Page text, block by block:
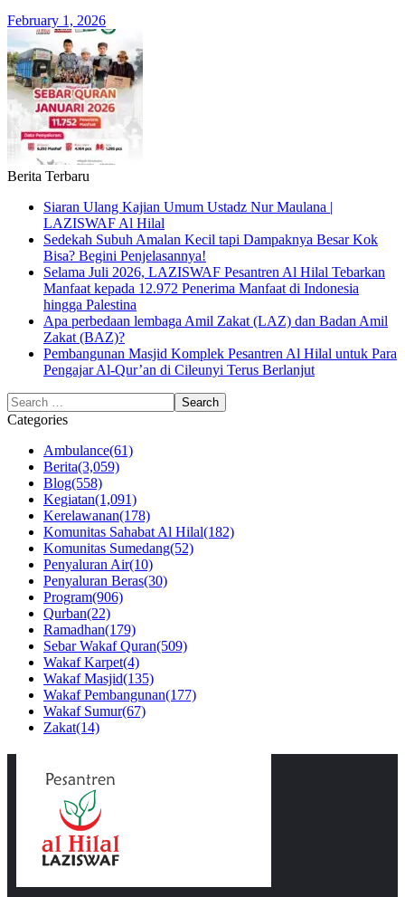
February 1, 2026
Berita Terbaru
Siaran Ulang Kajian Umum Ustadz Nur Maulana |
LAZISWAF Al Hilal
Sedekah Subuh Amalan Kecil tapi Dampaknya Besar Kok
Bisa? Begini Penjelasannya!
Selama Juli 2026, LAZISWAF Pesantren Al Hilal Tebarkan
Manfaat kepada 12.972 Penerima Manfaat di Indonesia
hingga Palestina
Apa perbedaan lembaga Amil Zakat (LAZ) dan Badan Amil
Zakat (BAZ)?
Pembangunan Masjid Komplek Pesantren Al Hilal untuk Para
Pengajar Al-Qur’an di Cileunyi Terus Berlanjut
Categories
Ambulance(61)
Berita(3,059)
Blog(558)
Kegiatan(1,091)
Kerelawanan(178)
Komunitas Sahabat Al Hilal(182)
Komunitas Sumedang(52)
Penyaluran Air(10)
Penyaluran Beras(30)
Program(906)
Qurban(22)
Ramadhan(179)
Sebar Wakaf Quran(509)
Wakaf Karpet(4)
Wakaf Masjid(135)
Wakaf Pembangunan(177)
Wakaf Sumur(67)
Zakat(14)